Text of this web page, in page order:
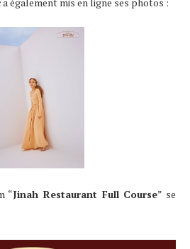
“Jinah Restaurant Full Course” se